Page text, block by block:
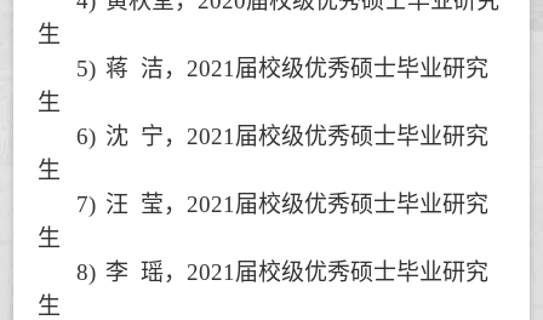
生
5) 蒋 洁， 2021 届校级优秀硕士毕业研究
生
6) 沈 宁， 2021 届校级优秀硕士毕业研究
生
7) 汪 莹， 2021 届校级优秀硕士毕业研究
生
8) 李 瑶， 2021 届校级优秀硕士毕业研究
生